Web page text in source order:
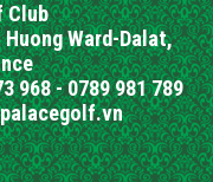
Club
Huong Ward-Dalat,
968 - 0789 981 789